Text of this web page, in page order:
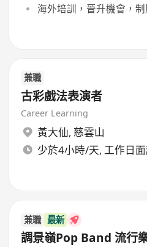
海外培訓，晉升機會，
兼職
古彩戲法表演者
Career Learning
黃大仙, 慈雲山
少於4小時/天, 工作日
兼職 最新
調景嶺Pop Band 流行